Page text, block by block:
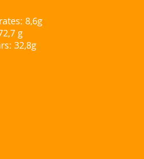
8,6g
g
32,8g